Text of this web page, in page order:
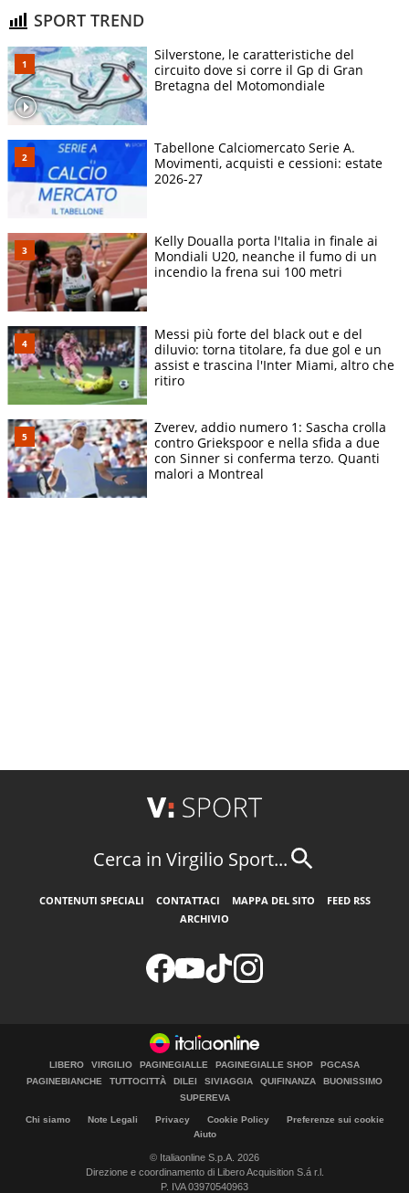
SPORT TREND
Silverstone, le caratteristiche del
circuito dove si corre il Gp di Gran
Bretagna del Motomondiale
Tabellone Calciomercato Serie A.
Movimenti, acquisti e cessioni: estate
2026-27
Kelly Doualla porta l'Italia in finale ai
Mondiali U20, neanche il fumo di un
incendio la frena sui 100 metri
Messi più forte del black out e del
diluvio: torna titolare, fa due gol e un
assist e trascina l'Inter Miami, altro che
ritiro
Zverev, addio numero 1: Sascha crolla
contro Griekspoor e nella sfida a due
con Sinner si conferma terzo. Quanti
malori a Montreal
Cerca in Virgilio Sport...
CONTENUTI SPECIALI CONTATTACI MAPPA DEL SITO
FEED RSS
ARCHIVIO
LIBERO VIRGILIO PAGINEGIALLE PAGINEGIALLE SHOP
PGCASA
PAGINEBIANCHE
TUTTOCITTÀ DILEI SIVIAGGIA QUIFINANZA
BUONISSIMO
SUPEREVA
Chi siamo Note Legali Privacy Cookie Policy
Preferenze sui cookie
Aiuto
© Italiaonline S.p.A. 2026
Direzione e coordinamento di Libero Acquisition S.á r.l.
P. IVA 03970540963